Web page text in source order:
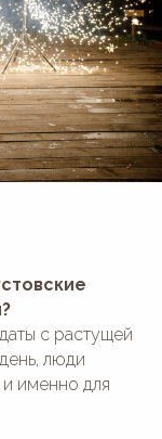
с растущей
люди
именно для